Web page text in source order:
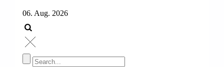
06. Aug. 2026